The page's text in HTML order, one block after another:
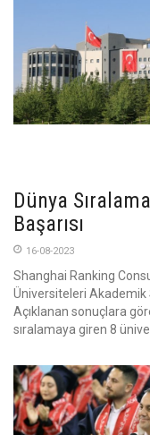
Dünya
Başarısı
16-08-2023
Shanghai Ranking
Üniversiteleri Akademik
Açıklanan sonuçlara
sıralamaya giren 8